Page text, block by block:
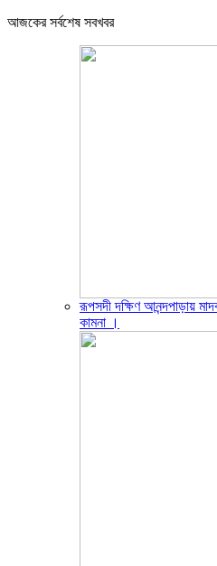
আজকের সর্বশেষ সবখবর
রূপসদী দক্ষিণ আনন্দপাড়ায়
কামনা ‎।